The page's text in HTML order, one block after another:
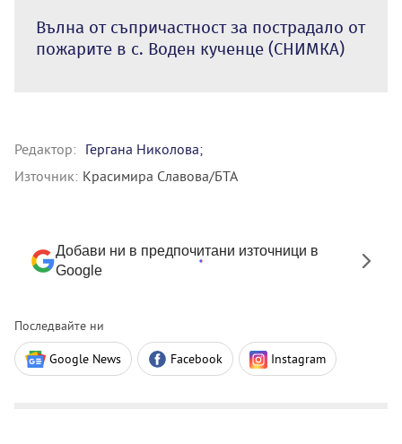
Вълна от съпричастност за пострадало от
пожарите в с. Воден кученце (СНИМКА)
Редактор: Гергана Николова;
Източник: Красимира Славова/БТА
Добави ни в предпочитани източници в
Google
Последвайте ни
Google News Facebook Instagram